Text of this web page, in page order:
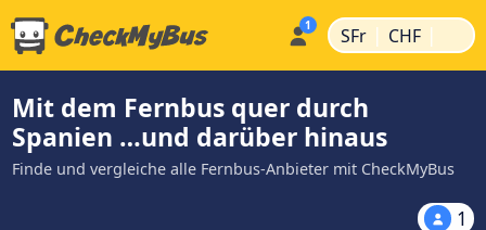
SFr | CHF |
Mit dem Fernbus quer durch
Spanien …und darüber hinaus
Finde und vergleiche alle Fernbus-Anbieter mit CheckMyBus
1